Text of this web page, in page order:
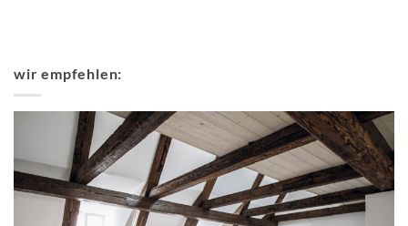
wir empfehlen: